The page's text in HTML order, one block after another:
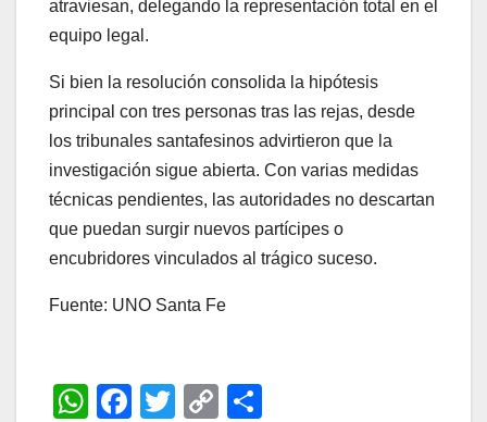
atraviesan, delegando la representación total en el
equipo legal.
Si bien la resolución consolida la hipótesis
principal con tres personas tras las rejas, desde
los tribunales santafesinos advirtieron que la
investigación sigue abierta. Con varias medidas
técnicas pendientes, las autoridades no descartan
que puedan surgir nuevos partícipes o
encubridores vinculados al trágico suceso.
Fuente: UNO Santa Fe
W
F
T
C